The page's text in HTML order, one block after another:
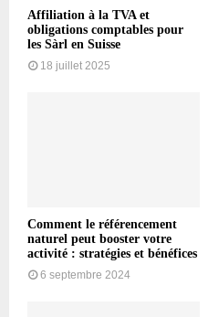
Affiliation à la TVA et
obligations comptables pour
les Sàrl en Suisse
18 juillet 2025
Comment le référencement
naturel peut booster votre
activité : stratégies et bénéfices
6 septembre 2024